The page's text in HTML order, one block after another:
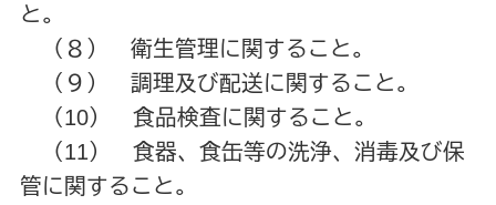
と。
（８） 衛生管理に関すること。
（９） 調理及び配送に関すること。
（10） 食品検査に関すること。
（11） 食器、食缶等の洗浄、消毒及び保
管に関すること。